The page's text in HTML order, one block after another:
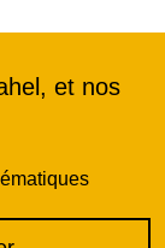
et nos